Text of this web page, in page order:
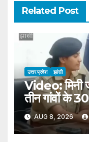
Related Post
उत्तर प्रदेश झांसी
Video: मिनी
तीन गांवों के
AUG 8, 2026